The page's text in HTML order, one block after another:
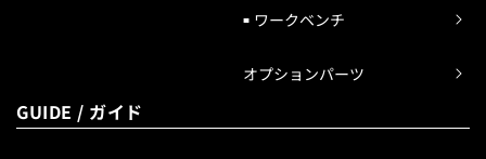
ワークベンチ
オプションパーツ
GUIDE / ガイド